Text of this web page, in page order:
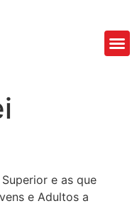
e as que
e Adultos a